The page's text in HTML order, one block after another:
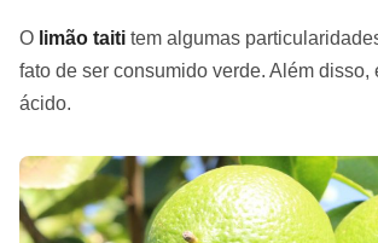
O limão taiti tem algumas
fato de ser consumido verde. Além disso,
ácido.